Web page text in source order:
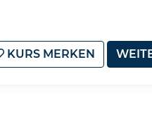
KURS MERKEN